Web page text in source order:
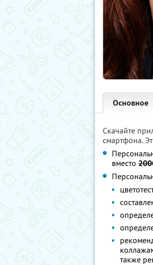
Основное
Скачайте
смартфона.
вместо
также